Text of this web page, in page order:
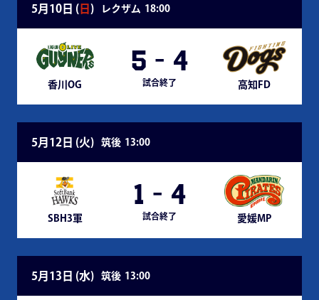
5月10日 ( 日 ) レクザム 18:00
香川OG
5 - 4
試合終了 高知FD
5月12日 (火) 筑後 13:00
SBH3軍
1 - 4
試合終了 愛媛MP
5月13日 (水) 筑後 13:00